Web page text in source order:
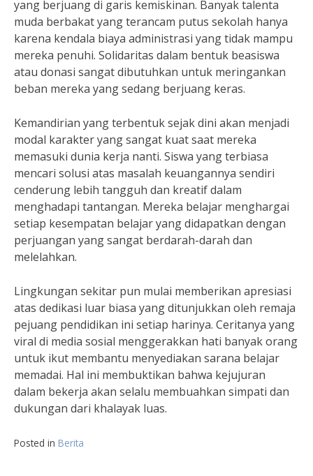
yang berjuang di garis kemiskinan. Banyak talenta
muda berbakat yang terancam putus sekolah hanya
karena kendala biaya administrasi yang tidak mampu
mereka penuhi. Solidaritas dalam bentuk beasiswa
atau donasi sangat dibutuhkan untuk meringankan
beban mereka yang sedang berjuang keras.
Kemandirian yang terbentuk sejak dini akan menjadi
modal karakter yang sangat kuat saat mereka
memasuki dunia kerja nanti. Siswa yang terbiasa
mencari solusi atas masalah keuangannya sendiri
cenderung lebih tangguh dan kreatif dalam
menghadapi tantangan. Mereka belajar menghargai
setiap kesempatan belajar yang didapatkan dengan
perjuangan yang sangat berdarah-darah dan
melelahkan.
Lingkungan sekitar pun mulai memberikan apresiasi
atas dedikasi luar biasa yang ditunjukkan oleh remaja
pejuang pendidikan ini setiap harinya. Ceritanya yang
viral di media sosial menggerakkan hati banyak orang
untuk ikut membantu menyediakan sarana belajar
memadai. Hal ini membuktikan bahwa kejujuran
dalam bekerja akan selalu membuahkan simpati dan
dukungan dari khalayak luas.
Posted in Berita